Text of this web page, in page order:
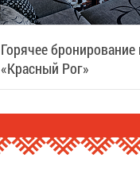
Горячее
«Красный Рог»